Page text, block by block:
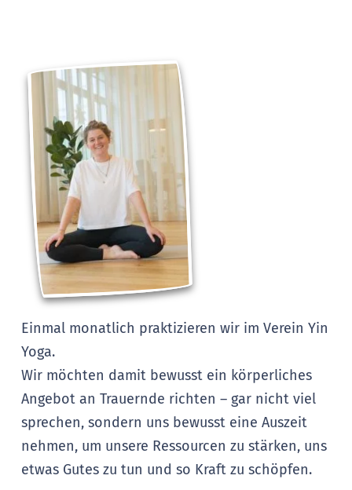
Einmal monatlich praktizieren wir im Verein Yin
Yoga.
Wir möchten damit bewusst ein körperliches
Angebot an Trauernde richten – gar nicht viel
sprechen, sondern uns bewusst eine Auszeit
nehmen, um unsere Ressourcen zu stärken, uns
etwas Gutes zu tun und so Kraft zu schöpfen.